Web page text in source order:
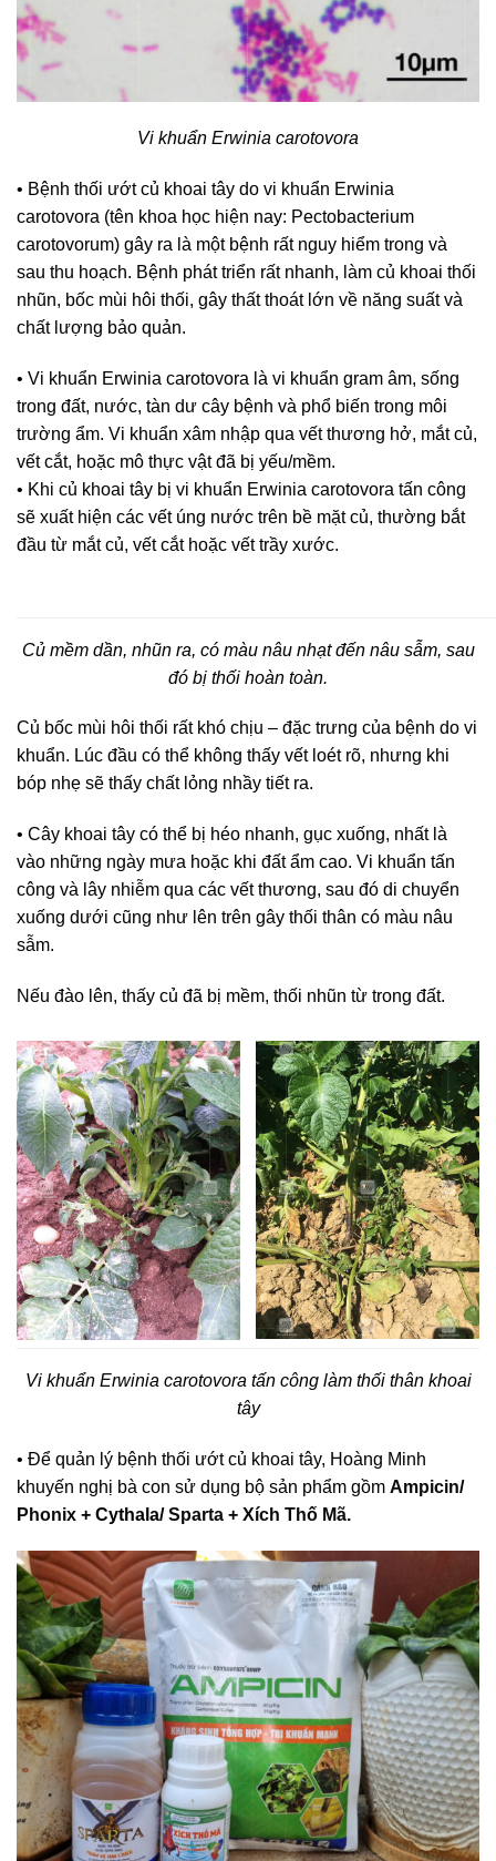
Vi khuẩn Erwinia carotovora
• Bệnh thối ướt củ khoai tây do vi khuẩn Erwinia
carotovora (tên khoa học hiện nay: Pectobacterium
carotovorum) gây ra là một bệnh rất nguy hiểm trong và
sau thu hoạch. Bệnh phát triển rất nhanh, làm củ khoai thối
nhũn, bốc mùi hôi thối, gây thất thoát lớn về năng suất và
chất lượng bảo quản.
• Vi khuẩn Erwinia carotovora là vi khuẩn gram âm, sống
trong đất, nước, tàn dư cây bệnh và phổ biến trong môi
trường ẩm. Vi khuẩn xâm nhập qua vết thương hở, mắt củ,
vết cắt, hoặc mô thực vật đã bị yếu/mềm.
• Khi củ khoai tây bị vi khuẩn Erwinia carotovora tấn công
sẽ xuất hiện các vết úng nước trên bề mặt củ, thường bắt
đầu từ mắt củ, vết cắt hoặc vết trầy xước.
Củ mềm dần, nhũn ra, có màu nâu nhạt đến nâu sẫm, sau
đó bị thối hoàn toàn.
Củ bốc mùi hôi thối rất khó chịu – đặc trưng của bệnh do vi
khuẩn. Lúc đầu có thể không thấy vết loét rõ, nhưng khi
bóp nhẹ sẽ thấy chất lỏng nhầy tiết ra.
• Cây khoai tây có thể bị héo nhanh, gục xuống, nhất là
vào những ngày mưa hoặc khi đất ẩm cao. Vi khuẩn tấn
công và lây nhiễm qua các vết thương, sau đó di chuyển
xuống dưới cũng như lên trên gây thối thân có màu nâu
sẫm.
Nếu đào lên, thấy củ đã bị mềm, thối nhũn từ trong đất.
Vi khuẩn Erwinia carotovora tấn công làm thối thân khoai
tây
• Để quản lý bệnh thối ướt củ khoai tây, Hoàng Minh
khuyến nghị bà con sử dụng bộ sản phẩm gồm Ampicin/
Phonix + Cythala/Sparta + Xích Thố Mã.